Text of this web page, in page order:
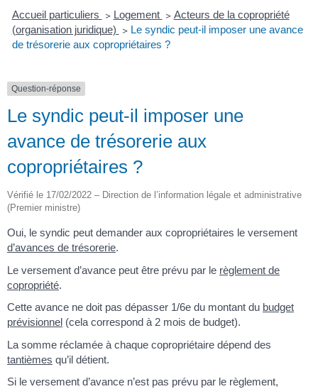
Accueil particuliers > Logement > Acteurs de la copropriété
(organisation juridique) > Le syndic peut-il imposer une avance
de trésorerie aux copropriétaires ?
Question-réponse
Le syndic peut-il imposer une
avance de trésorerie aux
copropriétaires ?
Vérifié le 17/02/2022 – Direction de l’information légale et administrative
(Premier ministre)
Oui, le syndic peut demander aux copropriétaires le versement
d’avances de trésorerie.
Le versement d’avance peut être prévu par le règlement de
copropriété.
Cette avance ne doit pas dépasser 1/6e du montant du budget
prévisionnel (cela correspond à 2 mois de budget).
La somme réclamée à chaque copropriétaire dépend des
tantièmes qu’il détient.
Si le versement d’avance n’est pas prévu par le règlement,